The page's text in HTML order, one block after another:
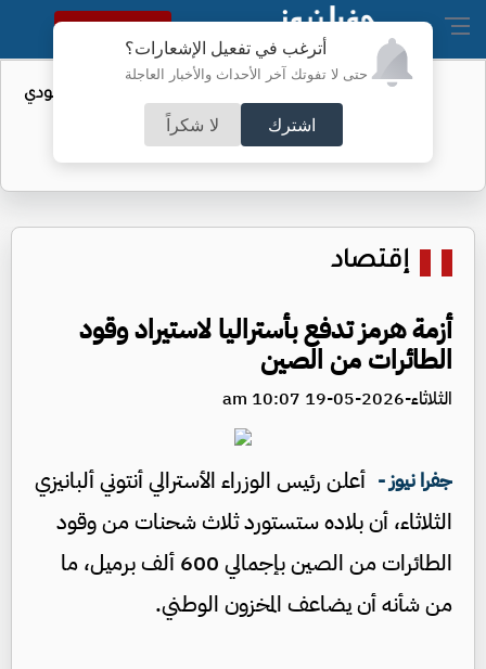
أترغب في تفعيل الإشعارات؟
حتى لا تفوتك آخر الأحداث والأخبار العاجلة
اشترك لا شكراً
النسخة الكاملة
واردات الولايات المتحدة من النفط السعودي
تهبط إلى الصفر
إقتصاد
أزمة هرمز تدفع بأستراليا لاستيراد وقود
الطائرات من الصين
الثلاثاء-2026-05-19 10:07 am
جفرا نيوز - أعلن رئيس الوزراء الأسترالي أنتوني ألبانيزي
الثلاثاء، أن بلاده ستستورد ثلاث شحنات من وقود
الطائرات من الصين بإجمالي 600 ألف برميل، ما
من شأنه أن يضاعف المخزون الوطني.